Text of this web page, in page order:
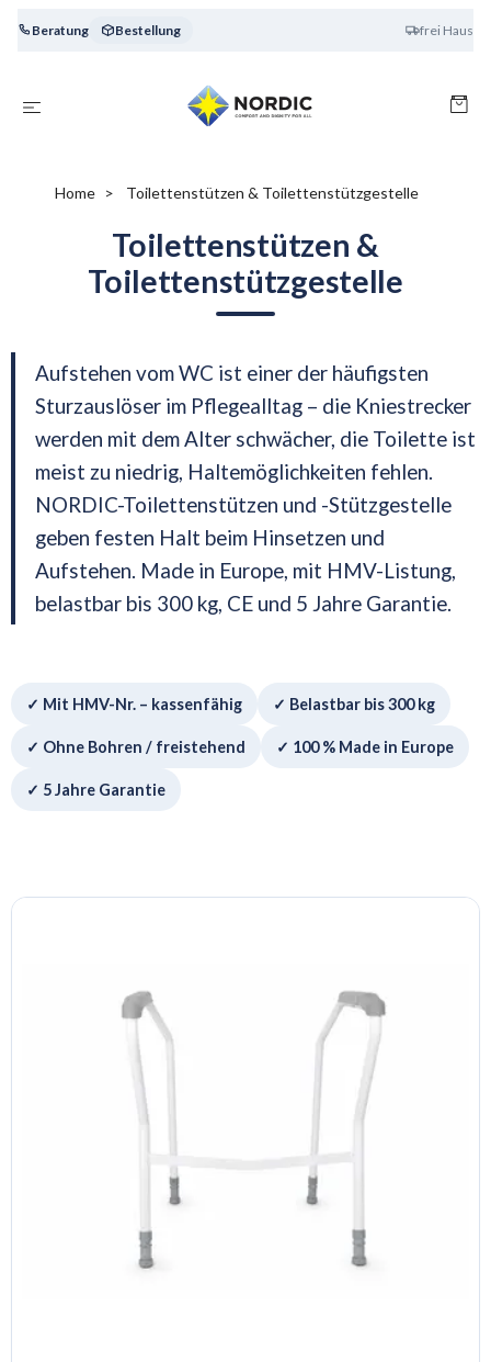
Beratung frei Haus
Bestellung
Home Toilettenstützen & Toilettenstützgestelle
Toilettenstützen &
Toilettenstützgestelle
Aufstehen vom WC ist einer der häufigsten
Sturzauslöser im Pflegealltag – die Kniestrecker
werden mit dem Alter schwächer, die Toilette ist
meist zu niedrig, Haltemöglichkeiten fehlen.
NORDIC-Toilettenstützen und -Stützgestelle
geben festen Halt beim Hinsetzen und
Aufstehen. Made in Europe, mit HMV-Listung,
belastbar bis 300 kg, CE und 5 Jahre Garantie.
✓ Mit HMV-Nr. – kassenfähig ✓ Belastbar bis 300 kg
✓ Ohne Bohren / freistehend ✓ 100 % Made in Europe
✓ 5 Jahre Garantie